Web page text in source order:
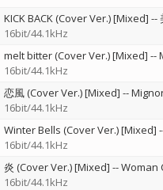
KICK BACK (Cover Ver.) [Mixed] --
16bit/44.1kHz
melt bitter (Cover Ver.) [Mixed] --
16bit/44.1kHz
恋風 (Cover Ver.) [Mixed] --
16bit/44.1kHz
Winter Bells (Cover Ver.) [Mixed]
16bit/44.1kHz
炎 (Cover Ver.) [Mixed] --Woman
16bit/44.1kHz